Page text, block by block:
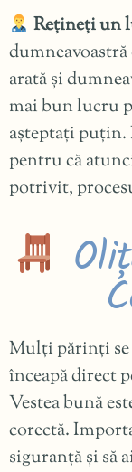
Rețineți un
arată și
mai bun lucru
așteptați puțin.
pentru că
potrivit,
Mulți părinți se
înceapă direct
Vestea bună
corectă.
siguranță și să